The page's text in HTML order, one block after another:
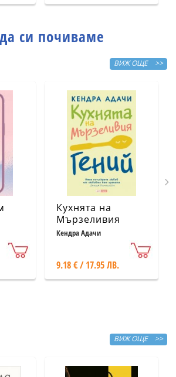
си почиваме
ВИЖ ОЩЕ >>
Кухнята на
Мързеливия
гений
Кендра Адачи
9.18 € / 17.95 ЛВ.
ВИЖ ОЩЕ >>